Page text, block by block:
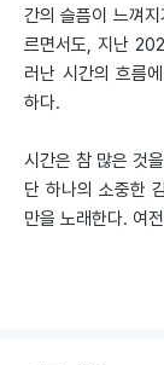
간의 슬픔이 느껴
르면서도, 지난
러난 시간의 흐름
하다.
시간은 참 많은 것
단 하나의 소중한
만을 노래한다. 여